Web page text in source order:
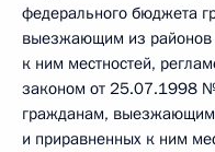
федерального бюджета
выезжающим из районов
к ним местностей,
законом от 25.07.1998
гражданам, выезжающим
и приравненных к ним